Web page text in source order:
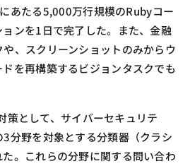
あたる5,000万行規模のRubyコー
ンを1日で完了した。また、金融
、スクリーンショットのみからウ
を再構築するビジョンタスクでも
策として、サイバーセキュリテ
分野を対象とする分類器（クラシ
。これらの分野に関する問い合わ